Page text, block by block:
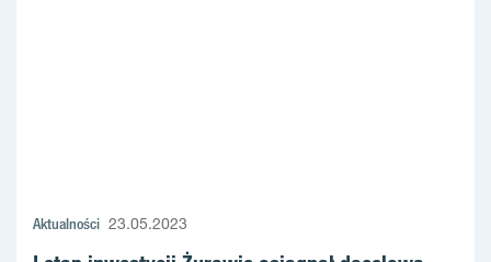
Aktualności 23.05.2023